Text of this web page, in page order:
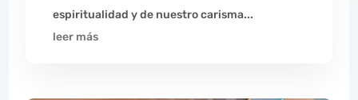
espiritualidad y de nuestro carisma...
leer más